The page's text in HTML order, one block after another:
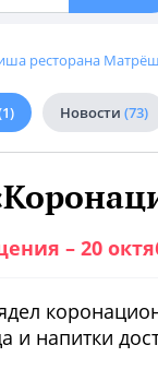
ресторана
Новости (73)
– 20
напитки